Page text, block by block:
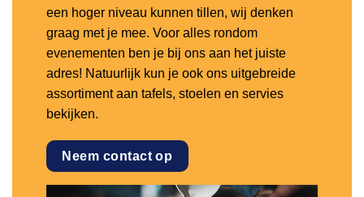
een hoger niveau kunnen tillen, wij denken
graag met je mee. Voor alles rondom
evenementen ben je bij ons aan het juiste
adres! Natuurlijk kun je ook ons uitgebreide
assortiment aan tafels, stoelen en servies
bekijken.
Neem contact op